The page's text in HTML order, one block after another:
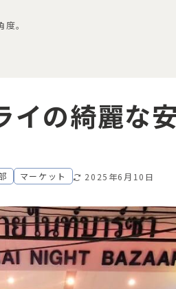
。
イの綺麗な
マーケット 2025年6月10日